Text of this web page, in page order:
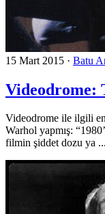
15 Mart 2015 · Batu
Videodrome:
Videodrome ile ilgili
Warhol yapmış:
filmin şiddet dozu ya ...